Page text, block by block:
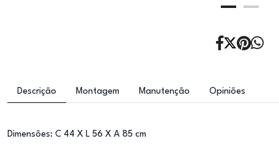
Descrição Montagem Manutenção Opiniões
Dimensões: C 44 X L 56 X A 85 cm